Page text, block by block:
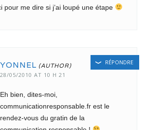
pour me dire si j’ai loupé une étape
YONNEL
28/05/2010 AT 10 H 21
Eh bien, dites-moi,
communicationresponsable.fr est le
rendez-vous du gratin de la
RÉPONDRE